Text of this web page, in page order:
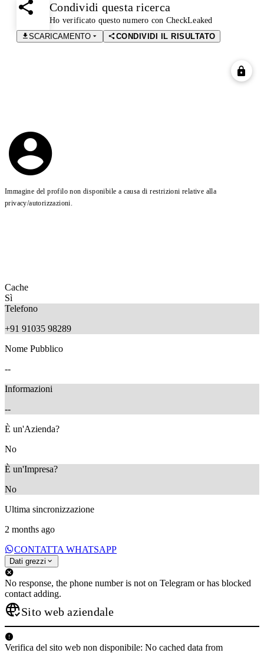
Condividi questa ricerca
Ho verificato questo numero con CheckLeaked
SCARICAMENTO
CONDIVIDI IL RISULTATO
Immagine del profilo non disponibile a causa di restrizioni relative alla
privacy/autorizzazioni.
Cache
Sì
Telefono
+91 91035 98289
Nome Pubblico
--
Informazioni
--
È un'Azienda?
No
È un'Impresa?
No
Ultima sincronizzazione
2 months ago
CONTATTA WHATSAPP
Dati grezzi
No response, the phone number is not on Telegram or has blocked
contact adding.
Sito web aziendale
Verifica del sito web non disponibile: No cached data from